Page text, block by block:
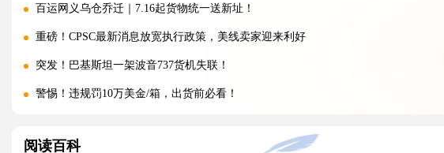
百运网义乌仓乔迁｜7.16起货物统一送新址！
重磅！CPSC最新消息放宽执行政策，美线卖家迎来利好
突发！巴基斯坦一架波音737货机失联！
警惕！违规罚10万美金/箱，出货前必看！
警报!美国海关连发四道“封杀令”，你的货还能顺利进美国吗?
阅读百科